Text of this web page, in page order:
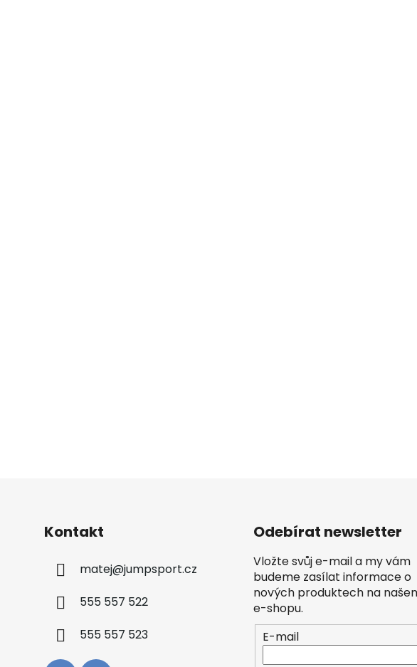
Kontakt
matej@jumpsport.cz
555 557 522
555 557 523
Odebírat newsletter
Vložte svůj e-mail a my vám
budeme zasílat informace o
nových produktech na
e-shopu.
E-mail